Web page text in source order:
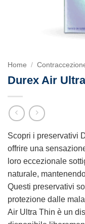
Home /
Durex Air
Scopri i preservativi
offrire una
loro eccezionale
naturale,
Questi preservativi
protezione dalle
Air Ultra Thin è un